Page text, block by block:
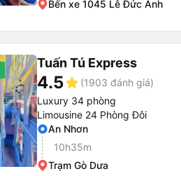
Bến xe 1045 Lê Đức Anh
Tuấn Tú Express
4.5star (1903 đánh giá)
Luxury 34 phòng
Limousine 24 Phòng Đôi
An Nhơn
10h35m
Trạm Gò Dưa